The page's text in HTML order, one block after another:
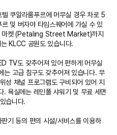
쿠알라룸푸르에 머무실 경우 차로 5
및 버자야 타임스퀘어에 가실 수 있
마켓 (Petaling Street Market)까지
KLCC 공원도 있습니다.
TV도 갖추어져 있어 편하게 머무실
고급 침구도 갖추어져 있습니다. 무
성 채널 프로그램도 구비되어 있어 지
욕실에는 레인폴 샤워기 및 무료 세면
습니다.
기 등의 편의 시설/서비스를 이용하